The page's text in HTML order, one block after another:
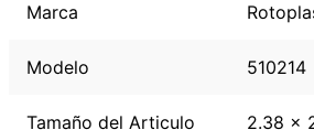
Marca
Modelo 510214
Tamaño del Articulo
2.38 x